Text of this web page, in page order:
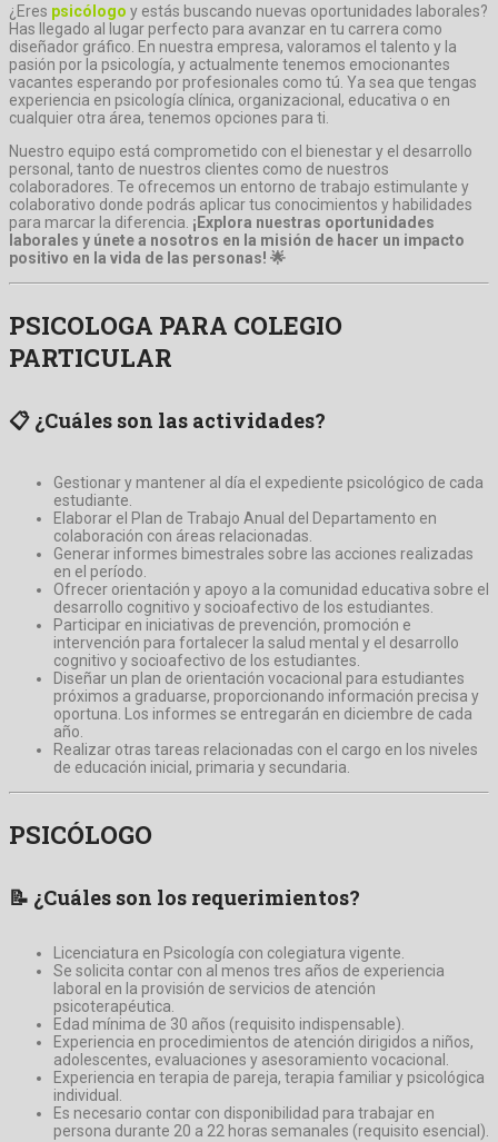
¿Eres psicólogo y estás buscando nuevas oportunidades laborales?
Has llegado al lugar perfecto para avanzar en tu carrera como
diseñador gráfico. En nuestra empresa, valoramos el talento y la
pasión por la psicología, y actualmente tenemos emocionantes
vacantes esperando por profesionales como tú. Ya sea que tengas
experiencia en psicología clínica, organizacional, educativa o en
cualquier otra área, tenemos opciones para ti.
Nuestro equipo está comprometido con el bienestar y el desarrollo
personal, tanto de nuestros clientes como de nuestros
colaboradores. Te ofrecemos un entorno de trabajo estimulante y
colaborativo donde podrás aplicar tus conocimientos y habilidades
para marcar la diferencia. ¡Explora nuestras oportunidades
laborales y únete a nosotros en la misión de hacer un impacto
positivo en la vida de las personas! 🌟
PSICOLOGA PARA COLEGIO
PARTICULAR
📋 ¿Cuáles son las actividades?
Gestionar y mantener al día el expediente psicológico de cada
estudiante.
Elaborar el Plan de Trabajo Anual del Departamento en
colaboración con áreas relacionadas.
Generar informes bimestrales sobre las acciones realizadas
en el período.
Ofrecer orientación y apoyo a la comunidad educativa sobre el
desarrollo cognitivo y socioafectivo de los estudiantes.
Participar en iniciativas de prevención, promoción e
intervención para fortalecer la salud mental y el desarrollo
cognitivo y socioafectivo de los estudiantes.
Diseñar un plan de orientación vocacional para estudiantes
próximos a graduarse, proporcionando información precisa y
oportuna. Los informes se entregarán en diciembre de cada
año.
Realizar otras tareas relacionadas con el cargo en los niveles
de educación inicial, primaria y secundaria.
PSICÓLOGO
📝 ¿Cuáles son los requerimientos?
Licenciatura en Psicología con colegiatura vigente.
Se solicita contar con al menos tres años de experiencia
laboral en la provisión de servicios de atención
psicoterapéutica.
Edad mínima de 30 años (requisito indispensable).
Experiencia en procedimientos de atención dirigidos a niños,
adolescentes, evaluaciones y asesoramiento vocacional.
Experiencia en terapia de pareja, terapia familiar y psicológica
individual.
Es necesario contar con disponibilidad para trabajar en
persona durante 20 a 22 horas semanales (requisito esencial).